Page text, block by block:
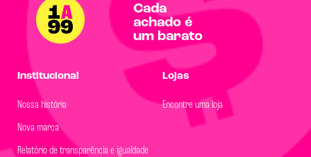
Cada
achado é
um barato
Institucional
Nossa história
Nova marca
Relatório de transparência e igualdade
Lojas
Encontre uma loja